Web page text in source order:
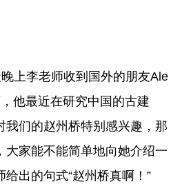
上李老师收到国外的朋友Ale
他最近在研究中国的古建
我们的赵州桥特别感兴趣，那
大家能不能简单地向她介绍一
出的句式“赵州桥真啊！”